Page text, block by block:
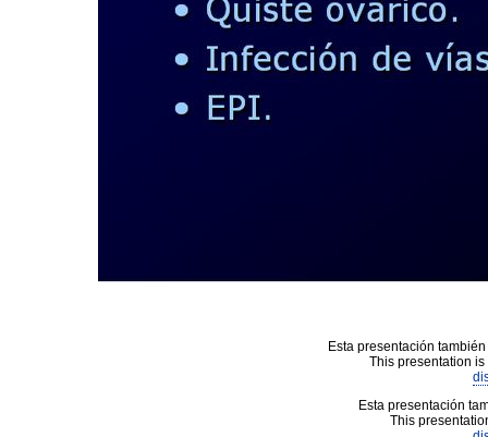
Esta presentación
This presentation
Esta presentación
This